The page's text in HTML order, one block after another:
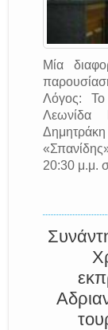
Μία
Λόγος: Το
Λεωνίδα
20:30 μ.μ.